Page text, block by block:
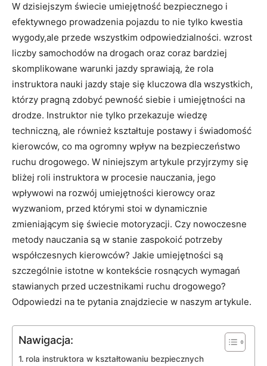
W dzisiejszym świecie umiejętność‍ bezpiecznego i
‍efektywnego prowadzenia​ pojazdu to nie ​tylko kwestia
wygody,ale przede wszystkim odpowiedzialności. wzrost
liczby samochodów na drogach​ oraz coraz bardziej
‍skomplikowane warunki jazdy​ sprawiają,⁤ że⁢ rola
⁤instruktora nauki jazdy​ staje się kluczowa dla wszystkich,
którzy pragną zdobyć pewność siebie i umiejętności⁢ na
drodze. Instruktor nie​ tylko ⁤przekazuje ‌wiedzę
techniczną, ​ale również ‍kształtuje postawy i świadomość
kierowców, co‌ ma ogromny wpływ na ⁣bezpieczeństwo
ruchu drogowego. W niniejszym artykule przyjrzymy się‌
bliżej roli instruktora w procesie nauczania, ​jego
wpływowi​ na ⁤rozwój⁤ umiejętności⁤ kierowcy ‌oraz
wyzwaniom, przed ⁢którymi stoi w dynamicznie
zmieniającym się świecie motoryzacji. Czy nowoczesne
metody nauczania są w stanie zaspokoić potrzeby ​
współczesnych kierowców? Jakie ⁣umiejętności są
szczególnie istotne‌ w⁣ kontekście rosnących wymagań
stawianych przed uczestnikami⁣ ruchu drogowego?
Odpowiedzi na te pytania znajdziecie w naszym artykule.
Nawigacja:
rola instruktora w kształtowaniu ⁢bezpiecznych